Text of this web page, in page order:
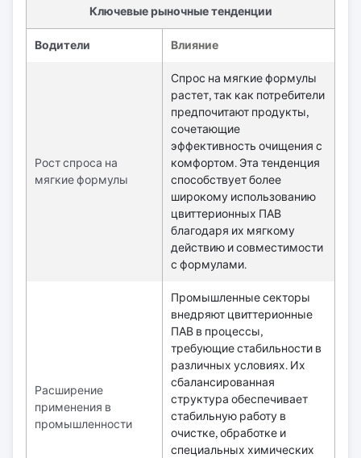
Ключевые рыночные тенденции
Водители Влияние
Рост спроса на
мягкие формулы
Спрос на мягкие формулы
растет, так как потребители
предпочитают продукты,
сочетающие
эффективность очищения с
комфортом. Эта тенденция
способствует более
широкому использованию
цвиттерионных ПАВ
благодаря их мягкому
действию и совместимости
с формулами.
Расширение
применения в
промышленности
Промышленные секторы
внедряют цвиттерионные
ПАВ в процессы,
требующие стабильности в
различных условиях. Их
сбалансированная
структура обеспечивает
стабильную работу в
очистке, обработке и
специальных химических